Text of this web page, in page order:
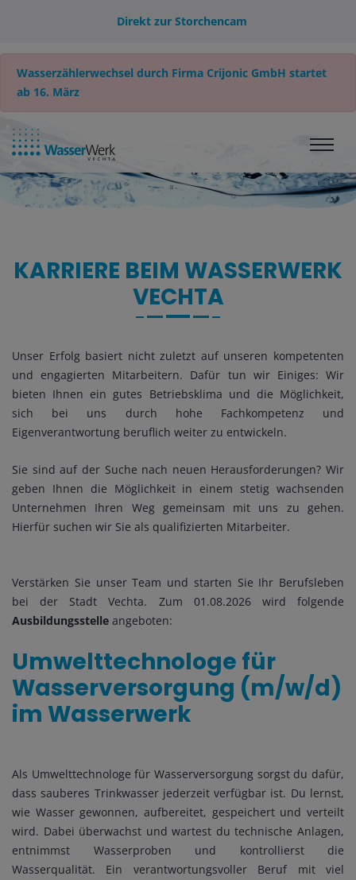
Direkt zur Storchencam
Wasserzählerwechsel durch Firma Crijonic GmbH startet
ab 16. März
KARRIERE BEIM WASSERWERK
VECHTA
Unser Erfolg basiert nicht zuletzt auf unseren kompetenten
und engagierten Mitarbeitern. Dafür tun wir Einiges: Wir
bieten Ihnen ein gutes Betriebsklima und die Möglichkeit,
sich bei uns durch hohe Fachkompetenz und
Eigenverantwortung beruflich weiter zu entwickeln.
Sie sind auf der Suche nach neuen Herausforderungen? Wir
geben Ihnen die Möglichkeit in einem stetig wachsenden
Unternehmen Ihren Weg gemeinsam mit uns zu gehen.
Hierfür suchen wir Sie als qualifizierten Mitarbeiter.
Verstärken Sie unser Team und starten Sie Ihr Berufsleben
bei der Stadt Vechta. Zum 01.08.2026 wird folgende
Ausbildungsstelle angeboten:
Umwelttechnologe für
Wasserversorgung (m/w/d)
im Wasserwerk
Als Umwelttechnologe für Wasserversorgung sorgst du dafür,
dass sauberes Trinkwasser jederzeit verfügbar ist. Du lernst,
wie Wasser gewonnen, aufbereitet, gespeichert und verteilt
wird. Dabei überwachst und wartest du technische Anlagen,
entnimmst Wasserproben und kontrollierst die
Wasserqualität. Ein verantwortungsvoller Beruf mit viel